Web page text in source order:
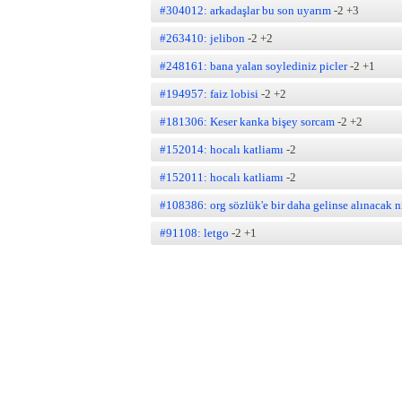
#304012: arkadaşlar bu son uyarım -2 +3
#263410: jelibon -2 +2
#248161: bana yalan soylediniz picler -2 +1
#194957: faiz lobisi -2 +2
#181306: Keser kanka bişey sorcam -2 +2
#152014: hocalı katliamı -2
#152011: hocalı katliamı -2
#108386: org sözlük'e bir daha gelinse alınacak
#91108: letgo -2 +1